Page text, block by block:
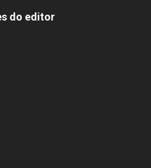
do editor